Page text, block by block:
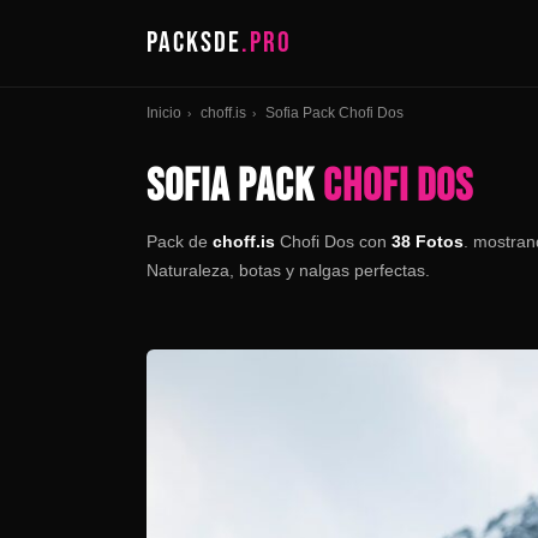
PACKSDE.PRO
Inicio › choff.is › Sofia Pack Chofi Dos
SOFIA PACKCHOFI DOS
Pack de choff.is Chofi Dos con 38 Fotos .
Naturaleza, botas y nalgas perfectas.